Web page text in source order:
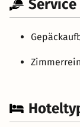
Service